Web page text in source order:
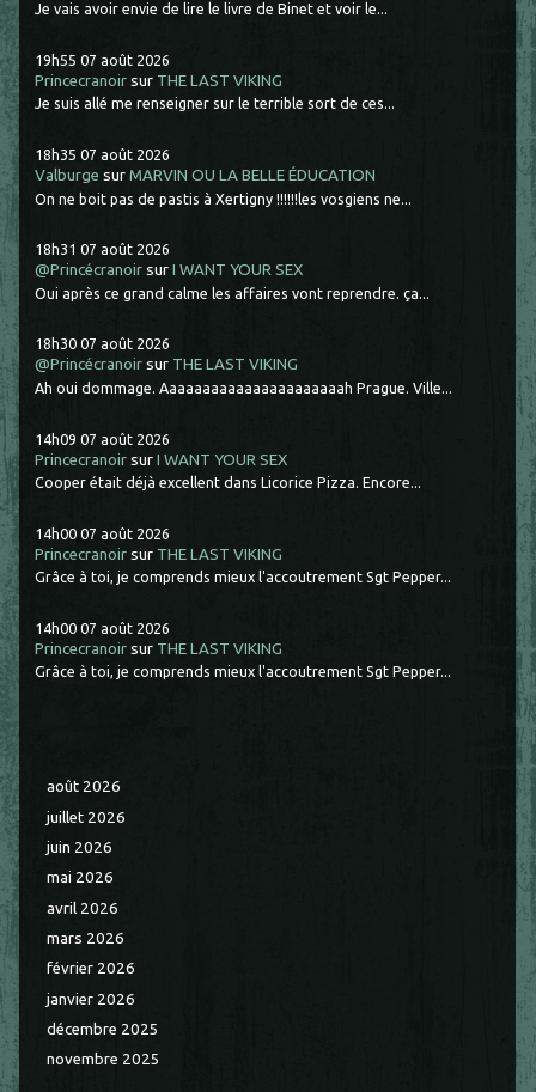
Je vais avoir envie de lire le livre de Binet et voir le...
19h55 07 août 2026
Princecranoir sur THE LAST VIKING
Je suis allé me renseigner sur le terrible sort de ces...
18h35 07 août 2026
Valburge surMARVIN OU LA BELLE ÉDUCATION
On ne boit pas de pastis à Xertigny !!!!!!les vosgiens ne...
18h31 07 août 2026
@Princécranoir surI WANT YOUR SEX
Oui après ce grand calme les affaires vont reprendre. ça...
18h30 07 août 2026
@Princécranoir sur THE LAST VIKING
Ah oui dommage. Aaaaaaaaaaaaaaaaaaaaaah Prague. Ville...
14h09 07 août 2026
Princecranoir surI WANT YOUR SEX
Cooper était déjà excellent dans Licorice Pizza. Encore...
14h00 07 août 2026
Princecranoir sur THE LAST VIKING
Grâce à toi, je comprends mieux l'accoutrement Sgt Pepper...
14h00 07 août 2026
Princecranoir sur THE LAST VIKING
Grâce à toi, je comprends mieux l'accoutrement Sgt Pepper...
août 2026
juillet 2026
juin 2026
mai 2026
avril 2026
mars 2026
février 2026
janvier 2026
décembre 2025
novembre 2025